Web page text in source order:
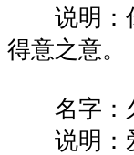
说明：你
得意之意。
名字：
说明：爱